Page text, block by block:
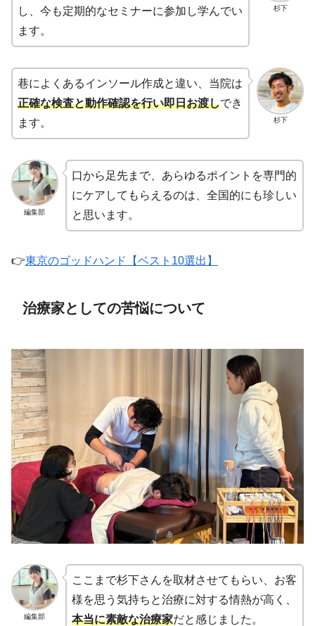
杉下
し、今も定期的なセミナーに参加し学んでい
ます。
杉下
巷によくあるインソール作成と違い、当院は
正確な検査と動作確認を行い即日お渡しでき
ます。
編集部
口から足先まで、あらゆるポイントを専門的
にケアしてもらえるのは、全国的にも珍しい
と思います。
👉東京のゴッドハンド【ベスト10選出】
治療家としての苦悩について
編集部
ここまで杉下さんを取材させてもらい、お客
様を思う気持ちと治療に対する情熱が高く、
本当に素敵な治療家だと感じました。